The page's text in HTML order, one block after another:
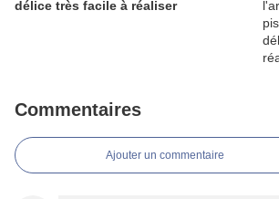
délice très facile à réaliser
Commentaires
Ajouter un commentaire